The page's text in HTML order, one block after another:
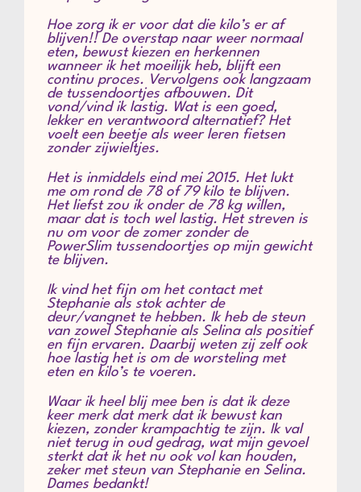
Hoe zorg ik er voor dat die kilo’s er af
blijven!! De overstap naar weer normaal
eten, bewust kiezen en herkennen
wanneer ik het moeilijk heb, blijft een
continu proces. Vervolgens ook langzaam
de tussendoortjes afbouwen. Dit
vond/vind ik lastig. Wat is een goed,
lekker en verantwoord alternatief? Het
voelt een beetje als weer leren fietsen
zonder zijwieltjes.
Het is inmiddels eind mei 2015. Het lukt
me om rond de 78 of 79 kilo te blijven.
Het liefst zou ik onder de 78 kg willen,
maar dat is toch wel lastig. Het streven is
nu om voor de zomer zonder de
PowerSlim tussendoortjes op mijn gewicht
te blijven.
Ik vind het fijn om het contact met
Stephanie als stok achter de
deur/vangnet te hebben. Ik heb de steun
van zowel Stephanie als Selina als positief
en fijn ervaren. Daarbij weten zij zelf ook
hoe lastig het is om de worsteling met
eten en kilo’s te voeren.
Waar ik heel blij mee ben is dat ik deze
keer merk dat merk dat ik bewust kan
kiezen, zonder krampachtig te zijn. Ik val
niet terug in oud gedrag, wat mijn gevoel
sterkt dat ik het nu ook vol kan houden,
zeker met steun van Stephanie en Selina.
Dames bedankt!